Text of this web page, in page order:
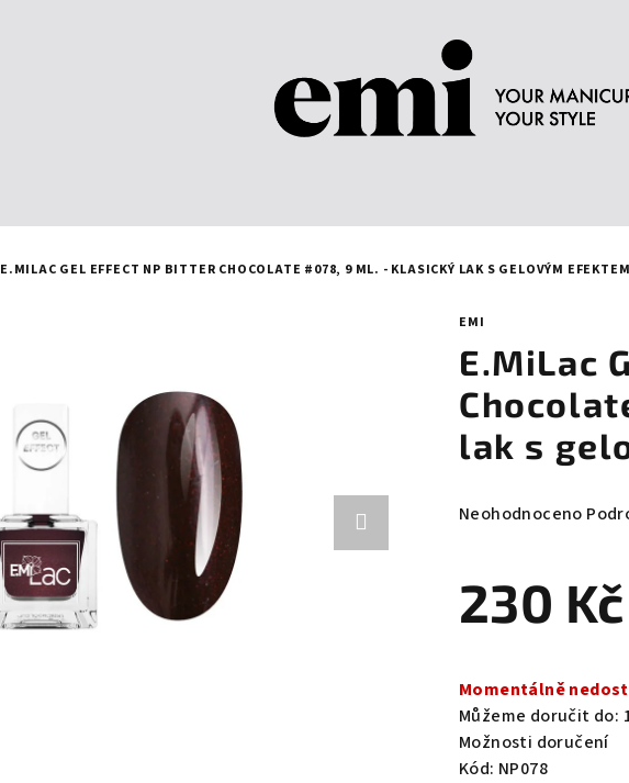
E.MILAC GEL EFFECT NP BITTER CHOCOLATE #078, 9 ML. - KLASICKÝ LAK S GELOVÝM EFEKTEM
EMI
E.MiLac
lak s
Průměrné
je
0,0
hvězdiček.
Neohodnoceno
230 Kč
cena:
Momentálně
Můžeme doručit do:
Možnosti doručení
Kód: NP078